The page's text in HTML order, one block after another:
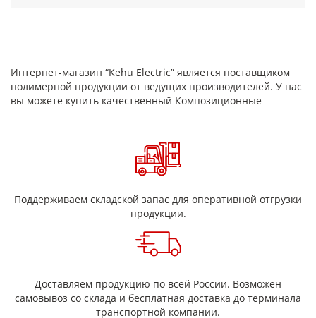
Преимущества
высокая диэлектрическая прочность и надежная
прочность и формоустойчивость (для прокладок и
заготовки
поставка листами/заготовками, раскрой под размер
Области применения
электроаппаратура и щитовое оборудование
(изоляционные детали)
нагревательное оборудование, термоузлы и печи
изоляционные прокладки, вставки, барьеры, экраны
Интернет-магазин “Kehu Electric” является поставщиком
полимерной продукции от ведущих производителей. У нас
вы можете купить качественный Композиционные
Поддерживаем складской запас для оперативной отгрузки
продукции.
Доставляем продукцию по всей России. Возможен
самовывоз со склада и бесплатная доставка до терминала
транспортной компании.